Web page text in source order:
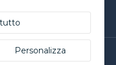
Personalizza